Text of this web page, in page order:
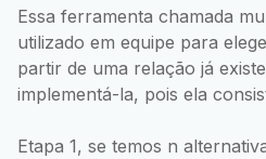
Essa ferramenta chamada
utilizado em equipe para
partir de uma relação já
implementá-la, pois ela
Etapa 1, se temos n